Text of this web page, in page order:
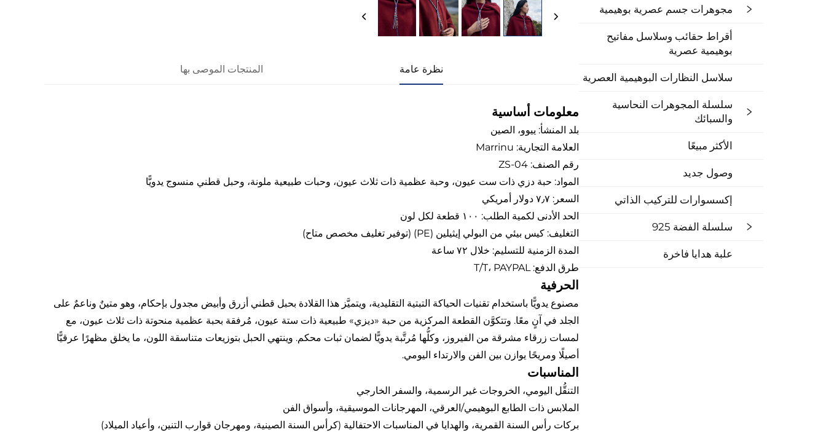
مجوهرات جسم عصرية بوهيمية
أقراط حقائب وسلاسل مفاتيح
بوهيمية عصرية
سلاسل النظارات البوهيمية العصرية
سلسلة المجوهرات النحاسية
والسبائك
الأكثر مبيعًا
وصول جديد
إكسسوارات للتركيب الذاتي
سلسلة الفضة 925
علبة هدايا فاخرة
نظرة عامة المنتجات الموصى بها
معلومات أساسية
بلد المنشأ: ييوو، الصين
العلامة التجارية: Marrinu
رقم الصنف: ZS-04
المواد: حبة دزي ذات ست عيون، وحبة عظمية ذات ثلاث عيون، وحبات طبيعية ملونة، وحبل قطني منسوج يدويًّا
السعر: ٧٫٧ دولار أمريكي
الحد الأدنى لكمية الطلب: ١٠٠ قطعة لكل لون
التغليف: كيس بيئي من البولي إيثيلين (PE) (توفير تغليف مخصص متاح)
المدة الزمنية للتسليم: خلال ٧٢ ساعة
طرق الدفع: T/T، PAYPAL
الحرفية
مصنوع يدويًّا باستخدام تقنيات الحياكة التبتية التقليدية، ويتميَّز هذا القلادة بحبل قطني أزرق وأبيض مجدول بإحكام، وهو متينٌ وناعمٌ على
الجلد في آنٍ معًا. وتتكوَّن القطعة المركزية من حبة «ديزي» طبيعية ذات ستة عيون، مُرفقة بحبة عظمية منحوتة ذات ثلاث عيون، مع
لمسات زرقاء مشرقة من الفيروز، وكلُّها مُرتَّبة يدويًّا لضمان ثبات محكم. وينتهي الحبل بتوزيعات متناسقة اللون، ما يخلق مظهرًا عرقيًّا
أصيلًا ومريحًا يوازن بين الفن والارتداء اليومي.
المناسبات
التنقُّل اليومي، الخروجات غير الرسمية، والسفر الخارجي
الملابس ذات الطابع البوهيمي/العرقي، المهرجانات الموسيقية، وأسواق الفن
بركات رأس السنة القمرية، والهدايا في المناسبات الاحتفالية (كرأس السنة الصينية، ومهرجان قوارب التنين، وأعياد الميلاد)